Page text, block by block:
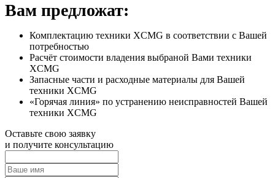
Вам предложат:
Комплектацию техники XCMG в соответствии с Вашей
потребностью
Расчёт стоимости владения выбраной Вами техники
XCMG
Запасные части и расходные материалы для Вашей
техники XCMG
«Горячая линия» по устранению неисправностей Вашей
техники XCMG
Оставьте свою заявку
и получите консультацию